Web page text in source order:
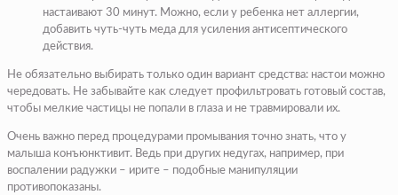
настаивают 30 минут. Можно, если у ребенка нет аллергии,
добавить чуть-чуть меда для усиления антисептического
действия.
Не обязательно выбирать только один вариант средства: настои можно
чередовать. Не забывайте как следует профильтровать готовый состав,
чтобы мелкие частицы не попали в глаза и не травмировали их.
Очень важно перед процедурами промывания точно знать, что у
малыша конъюнктивит. Ведь при других недугах, например, при
воспалении радужки – ирите – подобные манипуляции
противопоказаны.